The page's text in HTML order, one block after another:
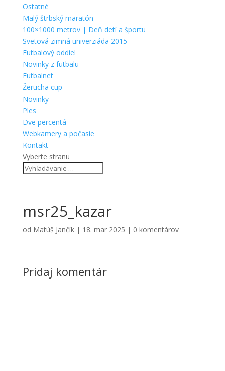
Ostatné
Malý štrbský maratón
100×1000 metrov | Deň detí a športu
Svetová zimná univerziáda 2015
Futbalový oddiel
Novinky z futbalu
Futbalnet
Žerucha cup
Novinky
Ples
Dve percentá
Webkamery a počasie
Kontakt
Vyberte stranu
msr25_kazar
od Matúš Jančík| 18. mar 2025 | 0 komentárov
Pridaj komentár